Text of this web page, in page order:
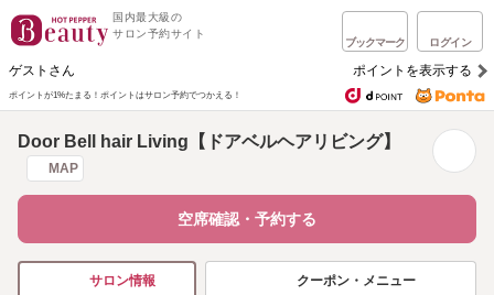
国内最大級の
サロン予約サイト
ブックマーク ログイン
ゲストさん ポイントを表示する
ポイントが1%たまる！ ポイントはサロン予約でつかえる！
Door Bell hair Living【ドアベルヘアリビング】
MAP
空席確認・予約する
サロン情報 クーポン・メニュー